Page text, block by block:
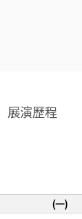
展演歷程
(一)